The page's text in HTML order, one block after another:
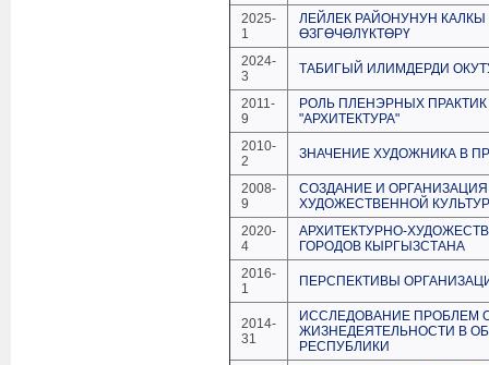
2025-
1
ЛЕЙЛЕК РАЙОНУНУН
ӨЗГӨЧӨЛҮКТӨРҮ
2024-
3
ТАБИГЫЙ ИЛИМДЕРДИ
2011-
9
РОЛЬ ПЛЕНЭРНЫХ
"АРХИТЕКТУРА"
2010-
2
ЗНАЧЕНИЕ ХУДОЖНИКА В
2008-
9
СОЗДАНИЕ И
ХУДОЖЕСТВЕННОЙ
2020-
4
АРХИТЕКТУРНО-
ГОРОДОВ КЫРГЫЗСТАНА
2016-
1
ПЕРСПЕКТИВЫ
2014-
31
ИССЛЕДОВАНИЕ ПРОБЛЕМ
ЖИЗНЕДЕЯТЕЛЬНОСТИ В
РЕСПУБЛИКИ